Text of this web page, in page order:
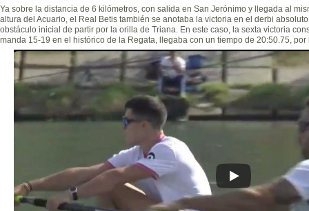
Ya sobre la distancia de 6 kilómetros, con salida en San Jerónimo y llegada al
altura del Acuario, el Real Betis también se anotaba la victoria en el derbi
obstáculo inicial de partir por la orilla de Triana. En este caso, la sexta victoria
manda 15-19 en el histórico de la Regata, llegaba con un tiempo de 20:50.75,